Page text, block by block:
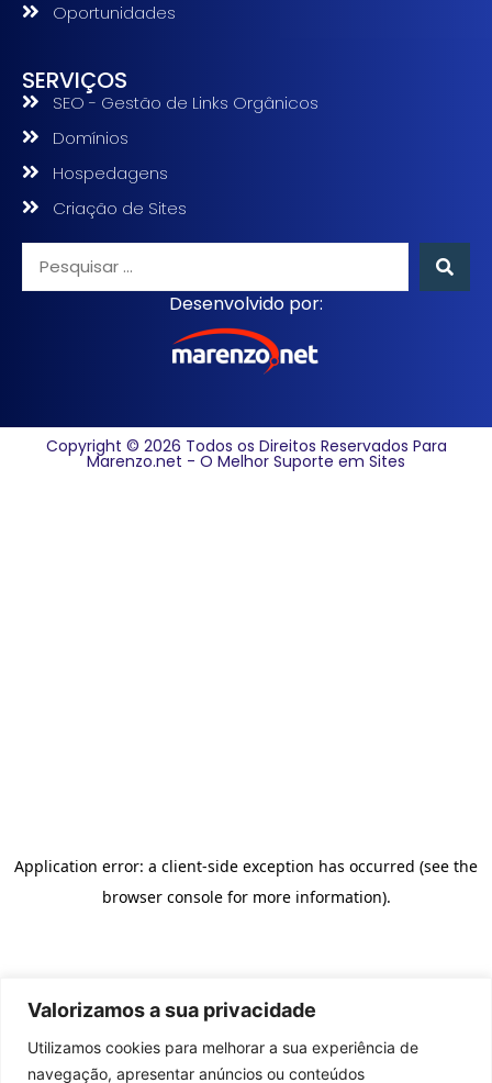
Valorizamos a sua privacidade
Utilizamos cookies para melhorar a sua experiência de
navegação, apresentar anúncios ou conteúdos
Oportunidades
SERVIÇOS
SEO - Gestão de Links Orgânicos
Domínios
Hospedagens
Criação de Sites
Desenvolvido por:
Copyright © 2026 Todos os Direitos Reservados Para
Marenzo.net - O Melhor Suporte em Sites